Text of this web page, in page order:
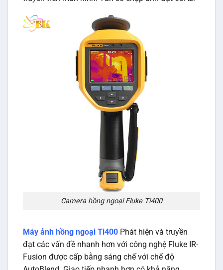
Camera hồng ngoại Fluke Ti400
Máy ảnh hồng ngoại Ti400 Phát hiện và truyền
đạt các vấn đề nhanh hơn với công nghệ Fluke IR-
Fusion được cấp bằng sáng chế với chế độ